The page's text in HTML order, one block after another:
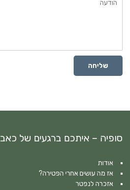
שליחה
סופיה – איתכם ברגעים של כאב
אודות
אז מה עושים אחרי הפטירה?
אזכרה לנפטר